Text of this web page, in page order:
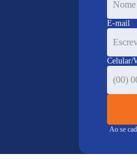
E-mail
Celular/
Ao se